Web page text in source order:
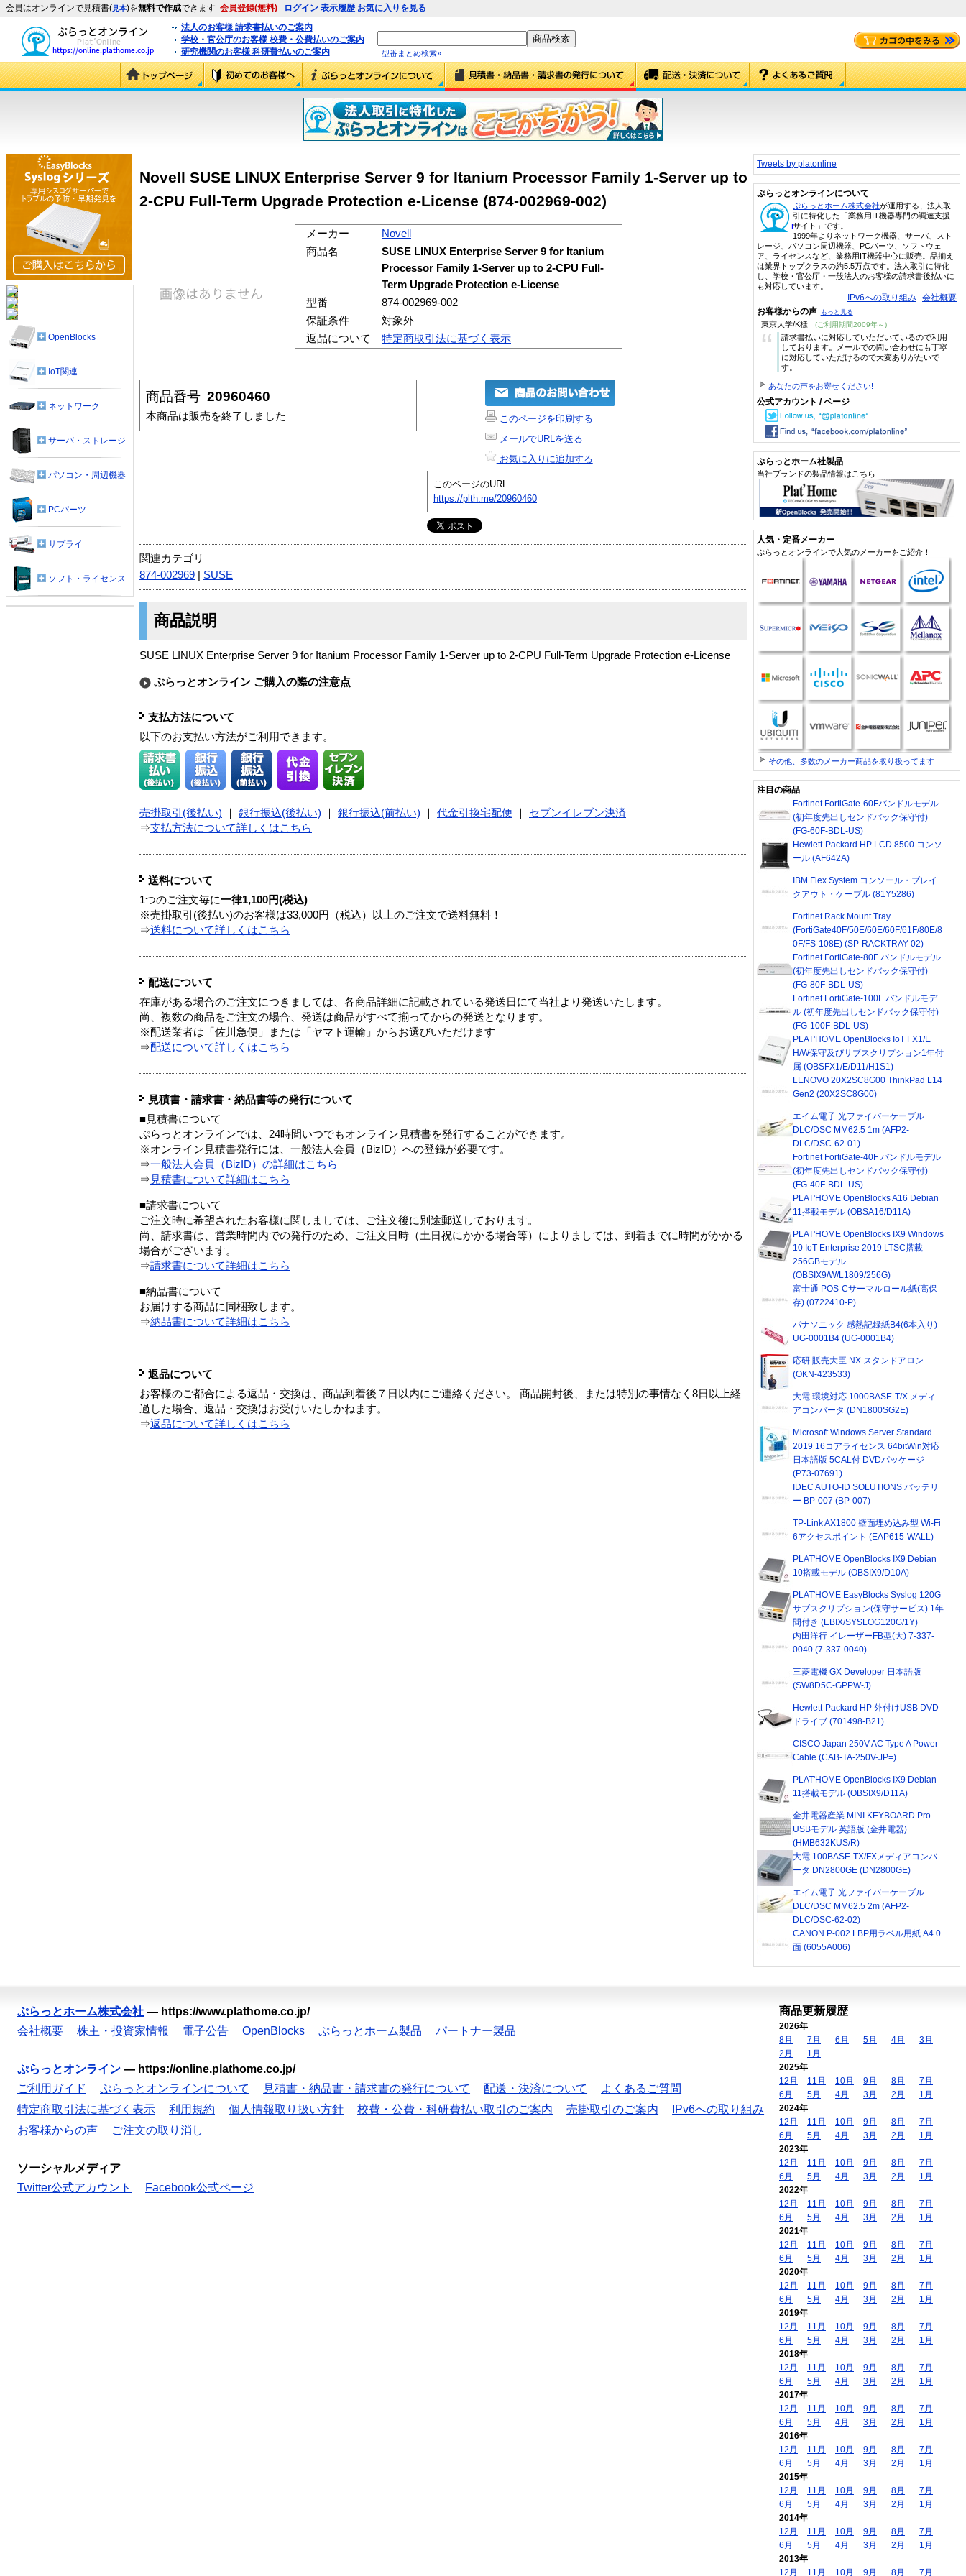
会員はオンラインで見積書(見本)を無料で作成できます 会員登録(無料) ログイン 表示履歴 お気に入りを見る
法人のお客様 請求書払いのご案内
学校・官公庁のお客様 校費・公費払いのご案内
研究機関のお客様 科研費払いのご案内
型番まとめ検索»
Novell SUSE LINUX Enterprise Server 9 for Itanium Processor Family 1-Server up to
2-CPU Full-Term Upgrade Protection e-License (874-002969-002)
メーカー
Novell
商品名
SUSE LINUX Enterprise Server 9 for Itanium
Processor Family 1-Server up to 2-CPU Full-
Term Upgrade Protection e-License
型番
874-002969-002
保証条件
対象外
返品について
特定商取引法に基づく表示
商品番号 20960460
本商品は販売を終了しました
このページを印刷する
メールでURLを送る
お気に入りに追加する
このページのURL
https://plth.me/20960460
関連カテゴリ
874-002969
SUSE
商品説明
SUSE LINUX Enterprise Server 9 for Itanium Processor Family 1-Server up to 2-CPU Full-Term Upgrade Protection e-License
ぷらっとオンライン ご購入の際の注意点
支払方法について
以下のお支払い方法がご利用できます。
売掛取引(後払い) 銀行振込(後払い) 銀行振込(前払い) 代金引換宅配便
セブンイレブン決済
⇒支払方法について詳しくはこちら
送料について
1つのご注文毎に一律1,100円(税込)
※売掛取引(後払い)のお客様は33,000円（税込）以上のご注文で送料無料！
⇒送料について詳しくはこちら
配送について
在庫がある場合のご注文につきましては、各商品詳細に記載されている発送日にて当社より発送いたします。
尚、複数の商品をご注文の場合、発送は商品がすべて揃ってからの発送となります。
※配送業者は「佐川急便」または「ヤマト運輸」からお選びいただけます
⇒配送について詳しくはこちら
見積書・請求書・納品書等の発行について
■見積書について
ぷらっとオンラインでは、24時間いつでもオンライン見積書を発行することができます。
※オンライン見積書発行には、一般法人会員（BizID）への登録が必要です。
⇒一般法人会員（BizID）の詳細はこちら
⇒ 見積書について詳細はこちら
■請求書について
ご注文時に希望されたお客様に関しましては、ご注文後に別途郵送しております。
尚、請求書は、営業時間内での発行のため、ご注文日時（土日祝にかかる場合等）によりましては、到着までに時間がかかる
場合がございます。
⇒請求書について詳細はこちら
■納品書について
お届けする商品に同梱致します。
⇒納品書について詳細はこちら
返品について
お客様のご都合による返品・交換は、商品到着後７日以内にご連絡ください。 商品開封後、または特別の事情なく8日以上経
過した場合、返品・交換はお受けいたしかねます。
⇒返品について詳しくはこちら
OpenBlocks
IoT関連
ネットワーク
サーバ・ストレージ
パソコン・周辺機器
PCパーツ
サプライ
ソフト・ライセンス
Tweets by platonline
ぷらっとオンラインについて
ぷらっとホーム株式会社が運用する、法人取
引に特化した「業務用IT機器専門の調達支援
サイト」です。
1999年よりネットワーク機器、サーバ、スト
レージ、パソコン周辺機器、PCパーツ、ソフトウェ
ア、ライセンスなど、業務用IT機器中心に販売。品揃え
は業界トップクラスの約5.5万点です。法人取引に特化
し、学校・官公庁・一般法人のお客様の請求書後払いに
も対応しています。
IPv6への取り組み 会社概要
お客様からの声 もっと見る
東京大学/K様 (ご利用期間2009年～)
“
請求書払いに対応していただいているので利用
しております。メールでの問い合わせにも丁寧
に対応していただけるので大変ありがたいで
す。
あなたの声をお寄せください!
公式アカウント / ページ
ぷらっとホーム社製品
当社ブランドの製品情報はこちら
人気・定番メーカー
ぷらっとオンラインで人気のメーカーをご紹介！
その他、多数のメーカー商品を取り扱ってます
注目の商品
Fortinet FortiGate-60Fバンドルモデル
(初年度先出しセンドバック保守付)
(FG-60F-BDL-US)
Hewlett-Packard HP LCD 8500 コンソ
ール (AF642A)
IBM Flex System コンソール・ブレイ
クアウト・ケーブル (81Y5286)
Fortinet Rack Mount Tray
(FortiGate40F/50E/60E/60F/61F/80E/8
0F/FS-108E) (SP-RACKTRAY-02)
Fortinet FortiGate-80F バンドルモデル
(初年度先出しセンドバック保守付)
(FG-80F-BDL-US)
Fortinet FortiGate-100F バンドルモデ
ル (初年度先出しセンドバック保守付)
(FG-100F-BDL-US)
PLAT'HOME OpenBlocks IoT FX1/E
H/W保守及びサブスクリプション1年付
属 (OBSFX1/E/D11/H1S1)
LENOVO 20X2SC8G00 ThinkPad L14
Gen2 (20X2SC8G00)
エイム電子 光ファイバーケーブル
DLC/DSC MM62.5 1m (AFP2-
DLC/DSC-62-01)
Fortinet FortiGate-40F バンドルモデル
(初年度先出しセンドバック保守付)
(FG-40F-BDL-US)
PLAT'HOME OpenBlocks A16 Debian
11搭載モデル (OBSA16/D11A)
PLAT'HOME OpenBlocks IX9 Windows
10 IoT Enterprise 2019 LTSC搭載
256GBモデル
(OBSIX9/W/L1809/256G)
富士通 POS-Cサーマルロール紙(高保
存) (0722410-P)
パナソニック 感熱記録紙B4(6本入り)
UG-0001B4 (UG-0001B4)
応研 販売大臣 NX スタンドアロン
(OKN-423533)
大電 環境対応 1000BASE-T/X メディ
アコンバータ (DN1800SG2E)
Microsoft Windows Server Standard
2019 16コアライセンス 64bitWin対応
日本語版 5CAL付 DVDパッケージ
(P73-07691)
IDEC AUTO-ID SOLUTIONS バッテリ
ー BP-007 (BP-007)
TP-Link AX1800 壁面埋め込み型 Wi-Fi
6アクセスポイント (EAP615-WALL)
PLAT'HOME OpenBlocks IX9 Debian
10搭載モデル (OBSIX9/D10A)
PLAT'HOME EasyBlocks Syslog 120G
サブスクリプション(保守サービス) 1年
間付き (EBIX/SYSLOG120G/1Y)
内田洋行 イレーザーFB型(大) 7-337-
0040 (7-337-0040)
三菱電機 GX Developer 日本語版
(SW8D5C-GPPW-J)
Hewlett-Packard HP 外付けUSB DVD
ドライブ (701498-B21)
CISCO Japan 250V AC Type A Power
Cable (CAB-TA-250V-JP=)
PLAT'HOME OpenBlocks IX9 Debian
11搭載モデル (OBSIX9/D11A)
金井電器産業 MINI KEYBOARD Pro
USBモデル 英語版 (金井電器)
(HMB632KUS/R)
大電 100BASE-TX/FXメディアコンバ
ータ DN2800GE (DN2800GE)
エイム電子 光ファイバーケーブル
DLC/DSC MM62.5 2m (AFP2-
DLC/DSC-62-02)
CANON P-002 LBP用ラベル用紙 A4 0
面 (6055A006)
ぷらっとホーム株式会社 — https://www.plathome.co.jp/
会社概要
株主・投資家情報 電子公告 OpenBlocks ぷらっとホーム製品 パートナー製品
ぷらっとオンライン — https://online.plathome.co.jp/
ご利用ガイド
ぷらっとオンラインについて 見積書・納品書・請求書の発行について 配送・決済について
よくあるご質問
特定商取引法に基づく表示
利用規約 個人情報取り扱い方針 校費・公費・科研費払い取引のご案内 売掛取引のご案内
IPv6への取り組み
お客様からの声
ご注文の取り消し
ソーシャルメディア
Twitter公式アカウント
Facebook公式ページ
商品更新履歴
2026年
8月
7月 6月 5月 4月
3月
2月
1月
2025年
12月
11月 10月 9月 8月
7月
6月
5月 4月 3月 2月
1月
2024年
12月
11月 10月 9月 8月
7月
6月
5月 4月 3月 2月
1月
2023年
12月
11月 10月 9月 8月
7月
6月
5月 4月 3月 2月
1月
2022年
12月
11月 10月 9月 8月
7月
6月
5月 4月 3月 2月
1月
2021年
12月
11月 10月 9月 8月
7月
6月
5月 4月 3月 2月
1月
2020年
12月
11月 10月 9月 8月
7月
6月
5月 4月 3月 2月
1月
2019年
12月
11月 10月 9月 8月
7月
6月
5月 4月 3月 2月
1月
2018年
12月
11月 10月 9月 8月
7月
6月
5月 4月 3月 2月
1月
2017年
12月
11月 10月 9月 8月
7月
6月
5月 4月 3月 2月
1月
2016年
12月
11月 10月 9月 8月
7月
6月
5月 4月 3月 2月
1月
2015年
12月
11月 10月 9月 8月
7月
6月
5月 4月 3月 2月
1月
2014年
12月
11月 10月 9月 8月
7月
6月
5月 4月 3月 2月
1月
2013年
12月
11月 10月 9月 8月 7月